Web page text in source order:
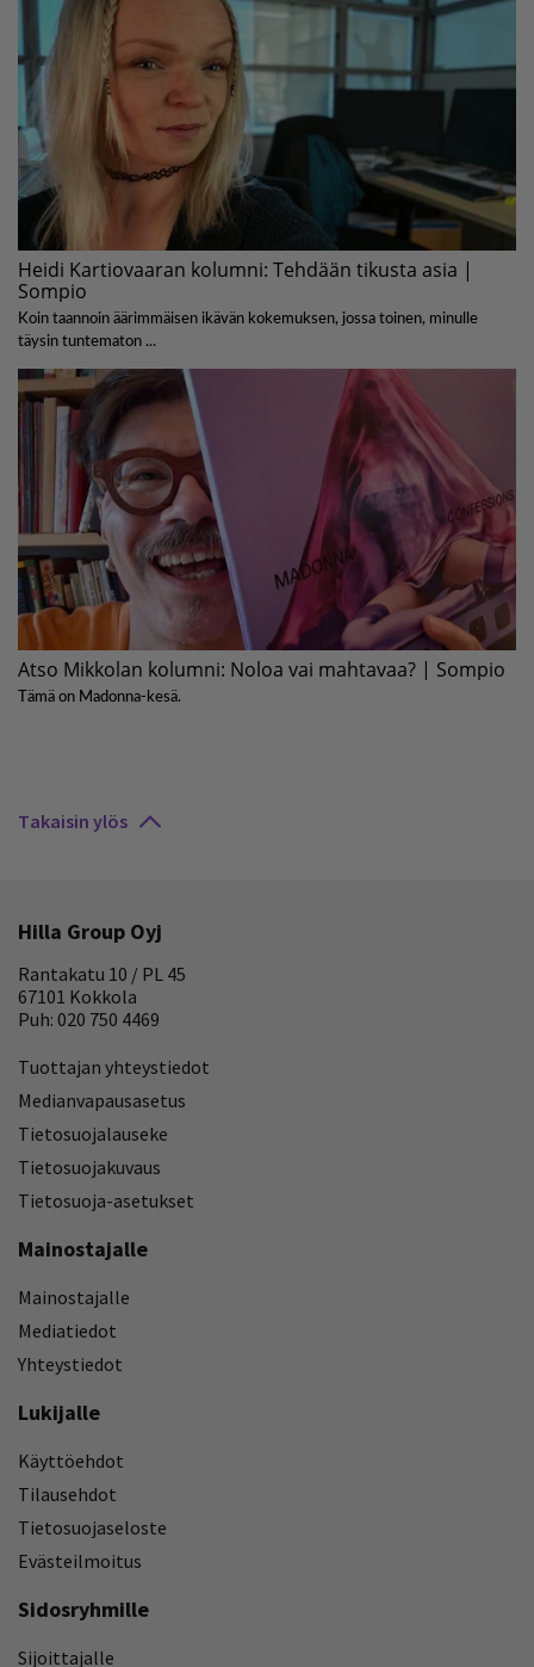
Takaisin ylös
Hilla Group Oyj
Rantakatu 10 / PL 45
67101 Kokkola
Puh: 020 750 4469
Tuottajan yhteystiedot
Medianvapausasetus
Tietosuojalauseke
Tietosuojakuvaus
Tietosuoja-asetukset
Mainostajalle
Mainostajalle
Mediatiedot
Yhteystiedot
Lukijalle
Käyttöehdot
Tilausehdot
Tietosuojaseloste
Evästeilmoitus
Sidosryhmille
Sijoittajalle